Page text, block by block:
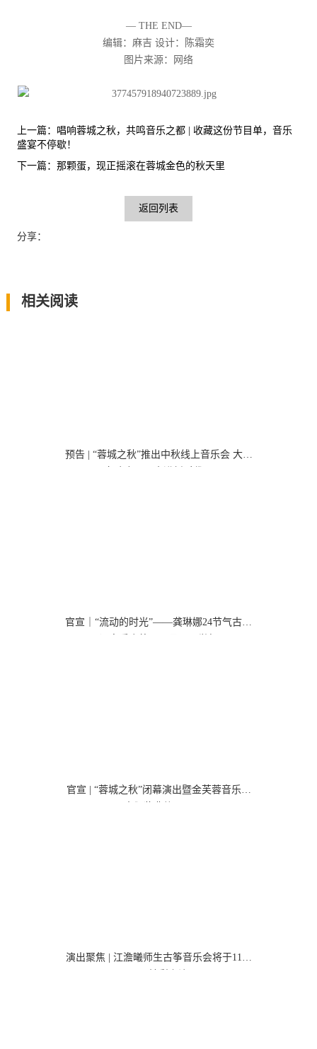
— THE END—
编辑：麻吉 设计：陈霜奕
图片来源：网络
上一篇： 唱响蓉城之秋，共鸣音乐之都 | 收藏这份节目单，音乐
盛宴不停歇！
下一篇： 那颗蛋，现正摇滚在蓉城金色的秋天里
返回列表
分享：
相关阅读
预告 | “蓉城之秋”推出中秋线上音乐会 大型
官宣｜“流动的时光”——龚琳娜24节气古诗
官宣 | “蓉城之秋”闭幕演出暨金芙蓉音乐比
演出聚焦 | 江澹曦师生古筝音乐会将于11月